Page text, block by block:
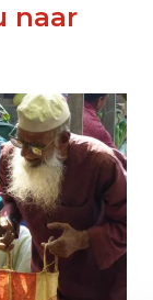
naar